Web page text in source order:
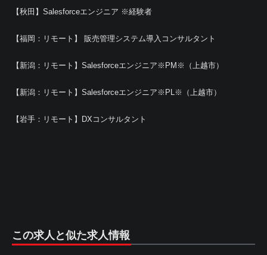
【秋田】Salesforceエンジニア ※経験者
【福岡：リモート】 販売管理システム導入コンサルタント
【新潟：リモート】Salesforceエンジニア※PM※（上越市）
【新潟：リモート】Salesforceエンジニア※PL※（上越市）
【岩手：リモート】DXコンサルタント
この求人と似た求人情報